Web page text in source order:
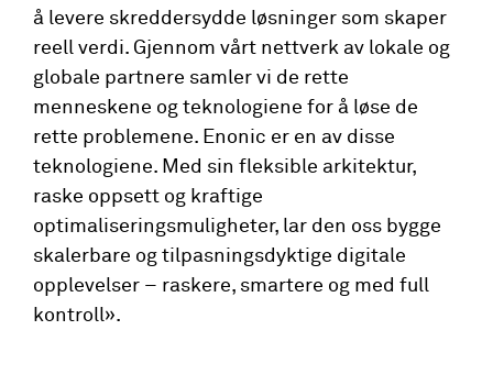
å levere skreddersydde løsninger som skaper
reell verdi. Gjennom vårt nettverk av lokale og
globale partnere samler vi de rette
menneskene og teknologiene for å løse de
rette problemene. Enonic er en av disse
teknologiene. Med sin fleksible arkitektur,
raske oppsett og kraftige
optimaliseringsmuligheter, lar den oss bygge
skalerbare og tilpasningsdyktige digitale
opplevelser – raskere, smartere og med full
kontroll».